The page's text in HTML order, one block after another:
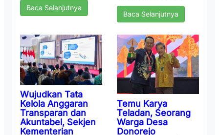
Baca Selanjutnya
Baca Selanjutnya
Wujudkan Tata
Kelola Anggaran
Transparan dan
Akuntabel, Sekjen
Kementerian
Temu Karya
Teladan, Seorang
Warga Desa
Donorejo